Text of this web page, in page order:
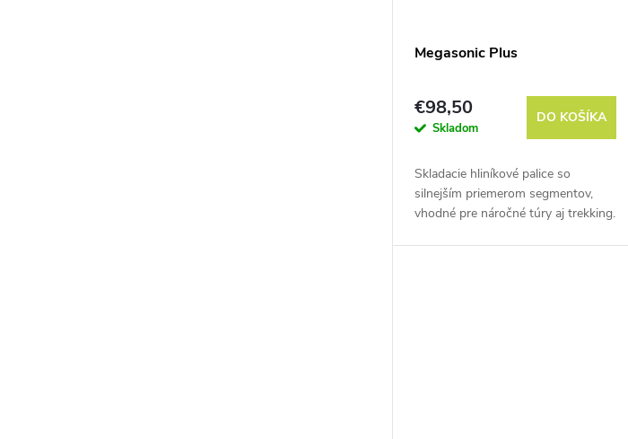
Megasonic Plus
€98,50
Skladom
DO KOŠÍKA
Skladacie hliníkové palice so
silnejším priemerom segmentov,
vhodné pre náročné túry aj trekking.